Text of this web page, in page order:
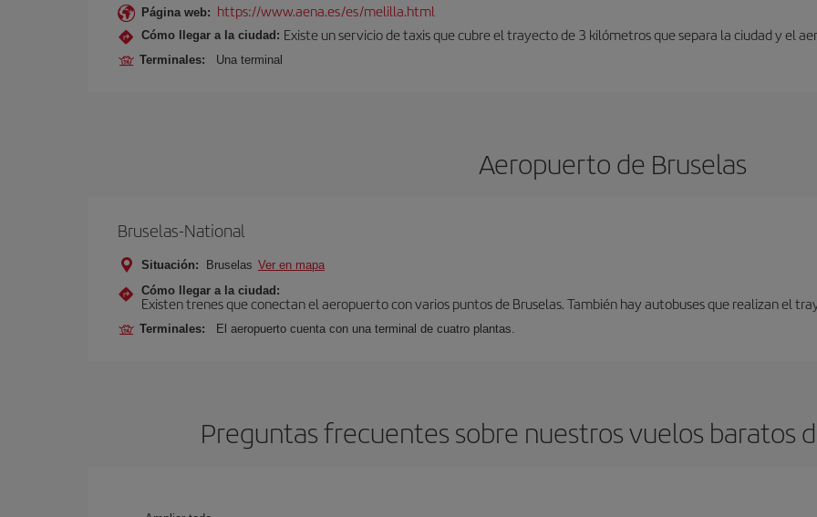
Página web: https://www.aena.es/es/melilla.html
Cómo llegar a la ciudad: Existe un servicio de taxis que cubre el trayecto de 3 kilómetros que separa la ciudad y el
Terminales: Una terminal
Aeropuerto de Bruselas
Bruselas-National
Situación: Bruselas Ver en mapa
Cómo llegar a la ciudad:
Existen trenes que conectan el aeropuerto con varios puntos de Bruselas. También hay autobuses que realizan el
Terminales: El aeropuerto cuenta con una terminal de cuatro plantas.
Preguntas frecuentes sobre nuestros vuelos baratos